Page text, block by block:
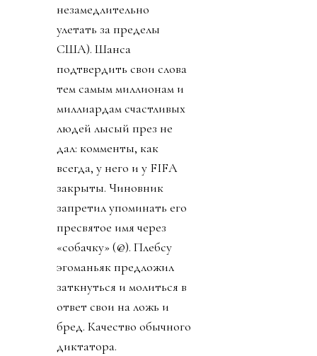
незамедлительно
улетать за пределы
США). Шанса
подтвердить свои слова
тем самым миллионам и
миллиардам счастливых
людей лысый през не
дал: комменты, как
всегда, у него и у FIFA
закрыты. Чиновник
запретил упоминать его
пресвятое имя через
«собачку» (@). Плебсу
эгоманьяк предложил
заткнуться и молиться в
ответ свои на ложь и
бред. Качество обычного
диктатора.